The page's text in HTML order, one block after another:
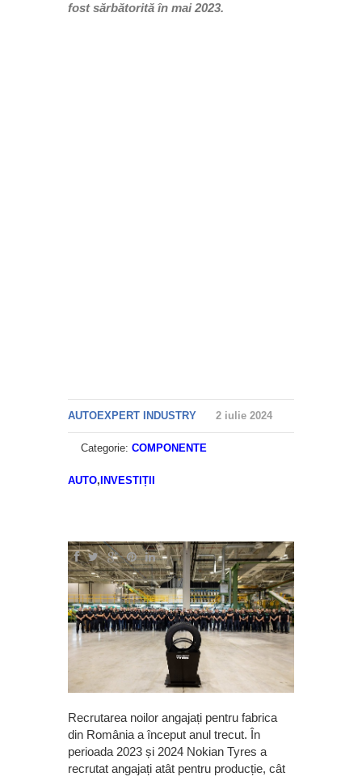
fost sărbătorită în mai 2023.
AUTOEXPERT INDUSTRY 2 iulie 2024
Categorie: COMPONENTE
AUTO, INVESTIȚII
Recrutarea noilor angajați pentru fabrica
din România a început anul trecut. În
perioada 2023 și 2024 Nokian Tyres a
recrutat angajați atât pentru producție, cât